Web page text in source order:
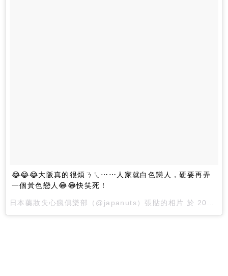
😂😂😂大阪真的很煩ㄋㄟ⋯⋯人家就白色戀人，硬要再弄
一個黃色戀人😂😂快笑死！